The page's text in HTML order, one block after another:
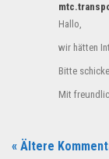
Hallo,
wir hätten
Bitte
Mit
« Ältere